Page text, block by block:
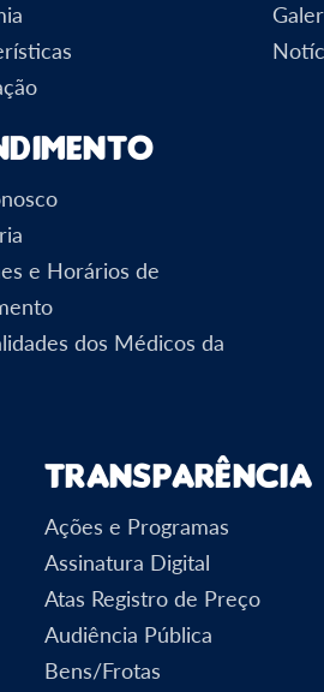
e Horários de
dos Médicos da
Transparência
Ações e Programas
Assinatura Digital
Atas Registro de Preço
Audiência Pública
Bens/Frotas